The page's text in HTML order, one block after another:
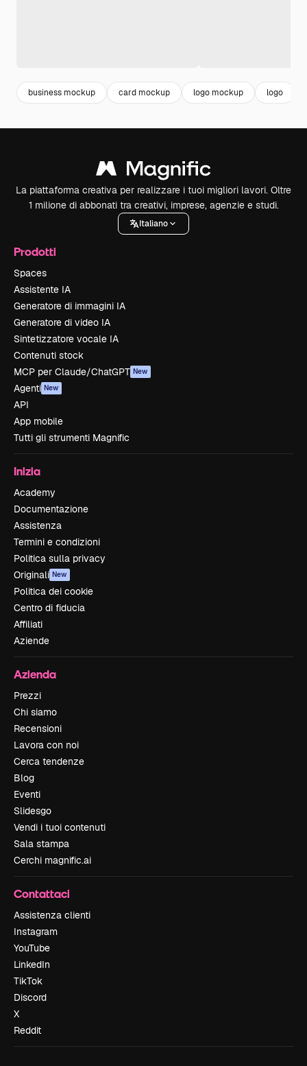
business mockup card mockup logo mockup logo
La piattaforma creativa per realizzare i tuoi migliori lavori. Oltre
1 milione di abbonati tra creativi, imprese, agenzie e studi.
Italiano
Prodotti
Spaces
Assistente IA
Generatore di immagini IA
Generatore di video IA
Sintetizzatore vocale IA
Contenuti stock
MCP per Claude/ChatGPT New
Agenti New
API
App mobile
Tutti gli strumenti Magnific
Inizia
Academy
Documentazione
Assistenza
Termini e condizioni
Politica sulla privacy
Originali New
Politica dei cookie
Centro di fiducia
Affiliati
Aziende
Azienda
Prezzi
Chi siamo
Recensioni
Lavora con noi
Cerca tendenze
Blog
Eventi
Slidesgo
Vendi i tuoi contenuti
Sala stampa
Cerchi magnific.ai
Contattaci
Assistenza clienti
Instagram
YouTube
LinkedIn
TikTok
Discord
X
Reddit